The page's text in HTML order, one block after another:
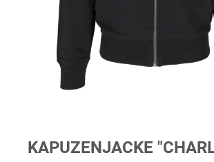
Zum
Anfang
KAPUZENJACKE